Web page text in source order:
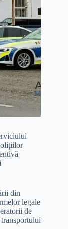
din
legale
de